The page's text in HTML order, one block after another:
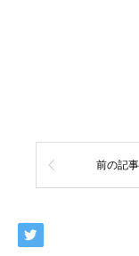
前の記事